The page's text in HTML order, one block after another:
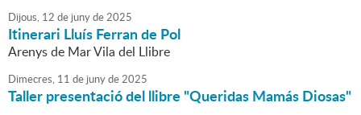
Dijous, 12 de junyde2025
Itinerari Lluís Ferran de Pol
Arenys de Mar Vila del Llibre
Dimecres, 11 de junyde2025
Taller presentació del llibre "Queridas Mamás Diosas"